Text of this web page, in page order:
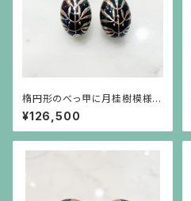
楕円形のべっ甲に月桂樹模様の
銀高蒔絵のイヤリング
¥126,500